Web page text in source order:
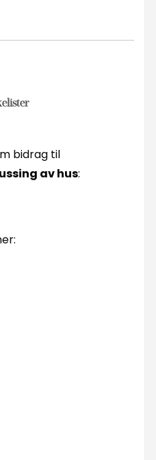
bidrag til
av hus: